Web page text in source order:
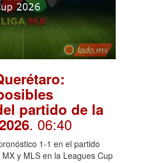
partido de la
. 06:40
1-1 en el partido
y MLS en la Leagues Cup